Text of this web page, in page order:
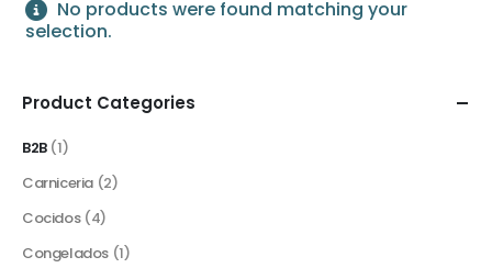
No products were found matching your
selection.
Product Categories
B2B (1)
Carniceria (2)
Cocidos (4)
Congelados (1)